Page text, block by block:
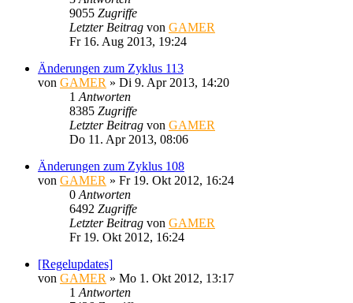
9055 Zugriffe
Letzter Beitrag von GAMER
Fr 16. Aug 2013, 19:24
Änderungen zum Zyklus 113
von GAMER » Di 9. Apr 2013, 14:20
1 Antworten
8385 Zugriffe
Letzter Beitrag von GAMER
Do 11. Apr 2013, 08:06
Änderungen zum Zyklus 108
von GAMER » Fr 19. Okt 2012, 16:24
0 Antworten
6492 Zugriffe
Letzter Beitrag von GAMER
Fr 19. Okt 2012, 16:24
[Regelupdates]
von GAMER » Mo 1. Okt 2012, 13:17
1 Antworten